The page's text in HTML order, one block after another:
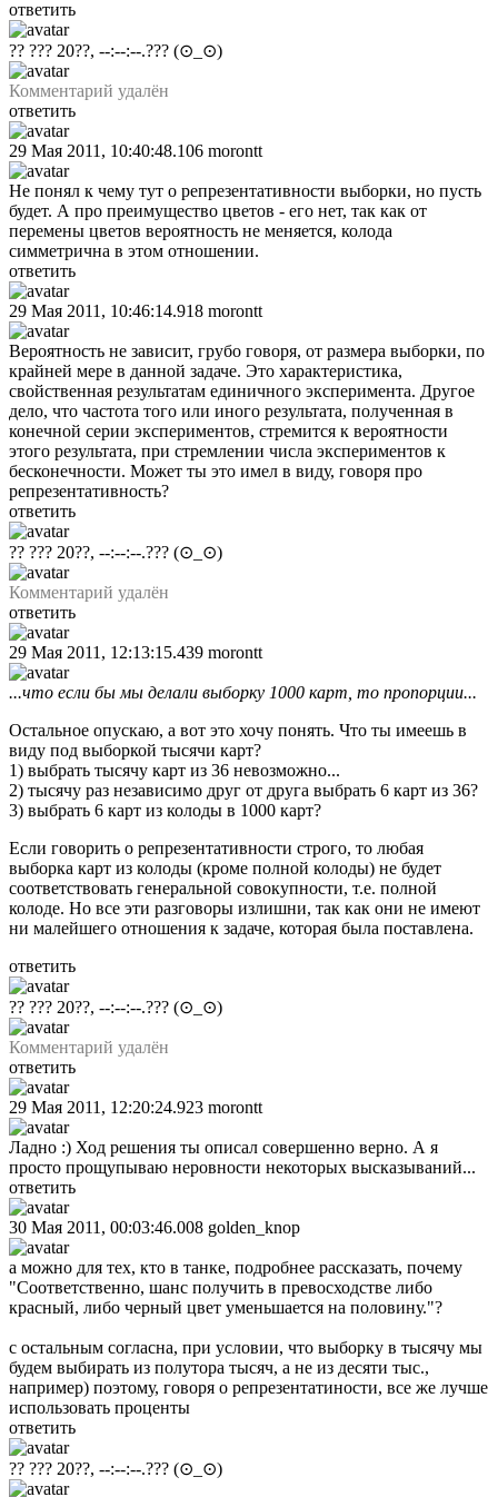
ответить
?? ??? 20??, --:--:--.??? (⊙_⊙)
Комментарий удалён
ответить
29 Мая 2011, 10:40:48.106 morontt
Не понял к чему тут о репрезентативности выборки, но пусть
будет. А про преимущество цветов - его нет, так как от
перемены цветов вероятность не меняется, колода
симметрична в этом отношении.
ответить
29 Мая 2011, 10:46:14.918 morontt
Вероятность не зависит, грубо говоря, от размера выборки, по
крайней мере в данной задаче. Это характеристика,
свойственная результатам единичного эксперимента. Другое
дело, что частота того или иного результата, полученная в
конечной серии экспериментов, стремится к вероятности
этого результата, при стремлении числа экспериментов к
бесконечности. Может ты это имел в виду, говоря про
репрезентативность?
ответить
?? ??? 20??, --:--:--.??? (⊙_⊙)
Комментарий удалён
ответить
29 Мая 2011, 12:13:15.439 morontt
...что если бы мы делали выборку 1000 карт, то пропорции...
Остальное опускаю, а вот это хочу понять. Что ты имеешь в
виду под выборкой тысячи карт?
1) выбрать тысячу карт из 36 невозможно...
2) тысячу раз независимо друг от друга выбрать 6 карт из 36?
3) выбрать 6 карт из колоды в 1000 карт?
Если говорить о репрезентативности строго, то любая
выборка карт из колоды (кроме полной колоды) не будет
соответствовать генеральной совокупности, т.е. полной
колоде. Но все эти разговоры излишни, так как они не имеют
ни малейшего отношения к задаче, которая была поставлена.
ответить
?? ??? 20??, --:--:--.??? (⊙_⊙)
Комментарий удалён
ответить
29 Мая 2011, 12:20:24.923 morontt
Ладно :) Ход решения ты описал совершенно верно. А я
просто прощупываю неровности некоторых высказываний...
ответить
30 Мая 2011, 00:03:46.008 golden_knop
а можно для тех, кто в танке, подробнее рассказать, почему
"Соответственно, шанс получить в превосходстве либо
красный, либо черный цвет уменьшается на половину."?
с остальным согласна, при условии, что выборку в тысячу мы
будем выбирать из полутора тысяч, а не из десяти тыс.,
например) поэтому, говоря о репрезентатиности, все же лучше
использовать проценты
ответить
?? ??? 20??, --:--:--.??? (⊙_⊙)